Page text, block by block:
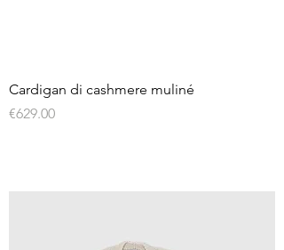
Cardigan di cashmere muliné
Price
€629.00